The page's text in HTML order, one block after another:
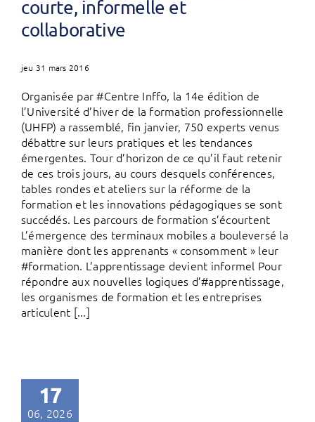
courte, informelle et
collaborative
jeu 31 mars 2016
Organisée par #Centre Inffo, la 14e édition de
l’Université d’hiver de la formation professionnelle
(UHFP) a rassemblé, fin janvier, 750 experts venus
débattre sur leurs pratiques et les tendances
émergentes. Tour d’horizon de ce qu’il faut retenir
de ces trois jours, au cours desquels conférences,
tables rondes et ateliers sur la réforme de la
formation et les innovations pédagogiques se sont
succédés. Les parcours de formation s’écourtent
L’émergence des terminaux mobiles a bouleversé la
manière dont les apprenants « consomment » leur
#formation. L’apprentissage devient informel Pour
répondre aux nouvelles logiques d’#apprentissage,
les organismes de formation et les entreprises
articulent [...]
17
06, 2026